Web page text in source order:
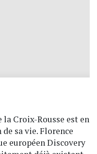
Croix-Rousse est en
sa vie. Florence
européen Discovery